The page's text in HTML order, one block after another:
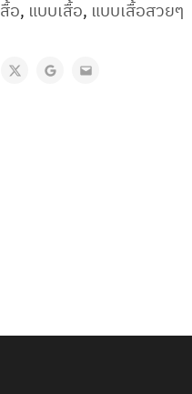
อ, แบบเสื้อ, แบบเสื้อสวยๆ